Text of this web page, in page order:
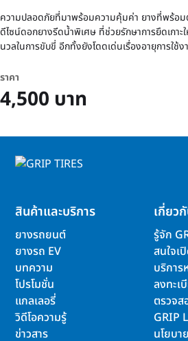
ความปลอดภัยที่มาพร้อมความคุ้มค่า ยางที่พร้อม
ดีไซน์ดอกยางรีดน้ำพิเศษ ที่ช่วยรักษาการยึดเกา
นวลในการขับขี่ อีกทั้งยังโดดเด่นเรื่องอายุการใช้
ราคา
4,500 บาท
สินค้าและบริการ
ยางรถยนต์
ยางรถ EV
บทความ
โปรโมชั่น
แกลเลอรี่
วิดีโอความรู้
ข่าวสาร
เกี่ยว
รู้จัก
สนใจเ
บริการ
ลงทะเ
ตรวจส
GRIP
นโยบา